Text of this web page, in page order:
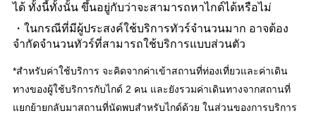
ได้ ทั้งนี้ทั้งนั้น ขึ้นอยู่กับว่าจะสามารถหาไกด์ได้หรือไม่
ในกรณีที่มีผู้ประสงค์ใช้บริการทัวร์จำนวนมาก อาจต้อง
จำกัดจำนวนทัวร์ที่สามารถใช้บริการแบบส่วนตัว
*สำหรับค่าใช้บริการ จะคิดจากค่าเข้าสถานที่ท่องเที่ยวและค่าเดิน
ทางของผู้ใช้บริการกับไกด์ 2 คน และยังรวมค่าเดินทางจากสถานที่
แยกย้ายกลับมาสถานที่นัดพบสำหรับไกด์ด้วย ในส่วนของการบริการ